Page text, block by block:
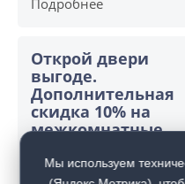
Открой двери
выгоде.
Дополнительная
скидка 10% на
межкомнатные
покупке входной
Мы используем